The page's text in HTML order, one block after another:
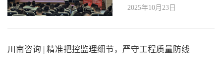
2025年10月23日
川南咨询 | 精准把控监理细节，严守工程质量防线